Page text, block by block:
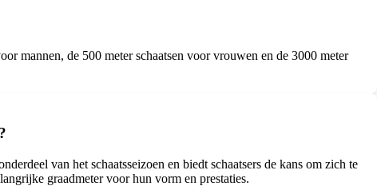
mannen, de 500 meter schaatsen voor vrouwen en de 3000 meter
van het schaatsseizoen en biedt schaatsers de kans om zich te
graadmeter voor hun vorm en prestaties.